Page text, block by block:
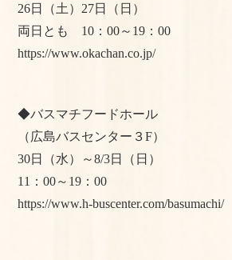
26日（土）27日（日）
両日とも 10：00～19：00
https://www.okachan.co.jp/
◆バスマチフードホール
（広島バスセンター３F）
30日（水）～8/3日（日）
11：00～19：00
https://www.h-buscenter.com/basumachi/